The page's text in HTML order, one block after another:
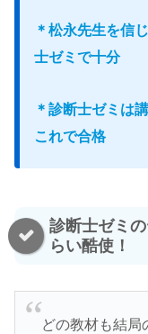
＊松永先生を信
士ゼミで十分
＊診断士ゼミは
これで合格
診断士ゼミ
らい酷使！
どの教材も結局